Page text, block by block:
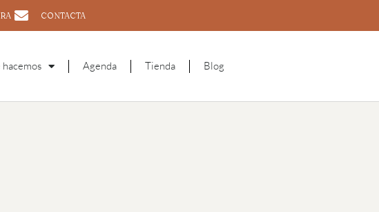
CONTACTA
hacemos Agenda Tienda Blog